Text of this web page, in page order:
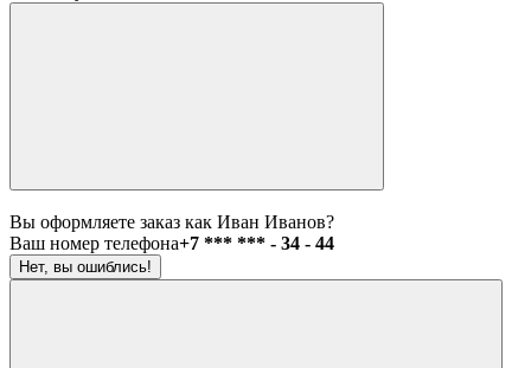
Вы оформляете заказ как Иван Иванов?
Ваш номер телефона+7 *** *** - 34 - 44
Нет, вы ошиблись!